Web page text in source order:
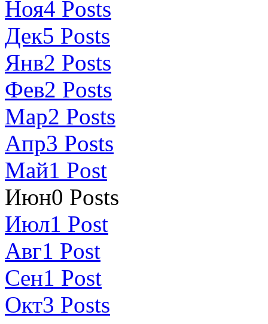
Ноя4 Posts
Дек5 Posts
Янв2 Posts
Фев2 Posts
Мар2 Posts
Апр3 Posts
Май1 Post
Июн0 Posts
Июл1 Post
Авг1 Post
Сен1 Post
Окт3 Posts